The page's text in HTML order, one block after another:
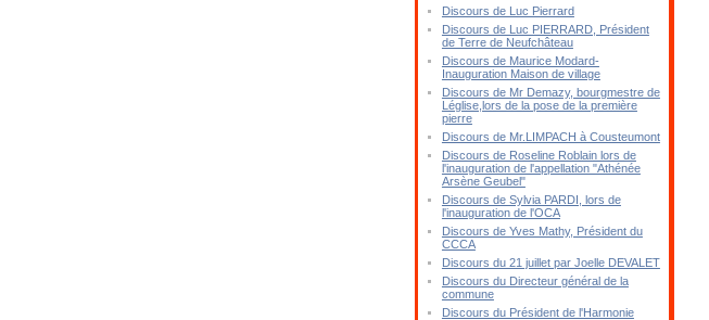
Discours de Luc Pierrard
Discours de Luc PIERRARD, Président
de Terre de Neufchâteau
Discours de Maurice Modard-
Inauguration Maison de village
Discours de Mr Demazy, bourgmestre de
Léglise,lors de la pose de la première
pierre
Discours de Mr.LIMPACH à Cousteumont
Discours de Roseline Roblain lors de
l'inauguration de l'appellation "Athénée
Arsène Geubel"
Discours de Sylvia PARDI, lors de
l'inauguration de l'OCA
Discours de Yves Mathy, Président du
CCCA
Discours du 21 juillet par Joelle DEVALET
Discours du Directeur général de la
commune
Discours du Président de l'Harmonie